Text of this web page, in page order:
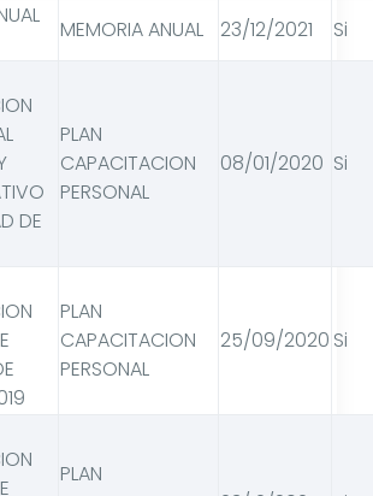
MEMORIA ANUAL 23/12/2021
Si
DE
PLAN
CAPACITACION
PERSONAL
08/01/2020 Si
PLAN
CAPACITACION
PERSONAL
25/09/2020 Si
PLAN